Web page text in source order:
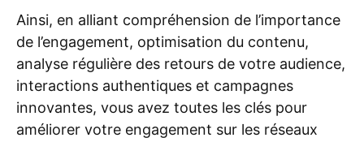
Ainsi, en alliant compréhension de l’importance
de l’engagement, optimisation du contenu,
analyse régulière des retours de votre audience,
interactions authentiques et campagnes
innovantes, vous avez toutes les clés pour
améliorer votre engagement sur les réseaux